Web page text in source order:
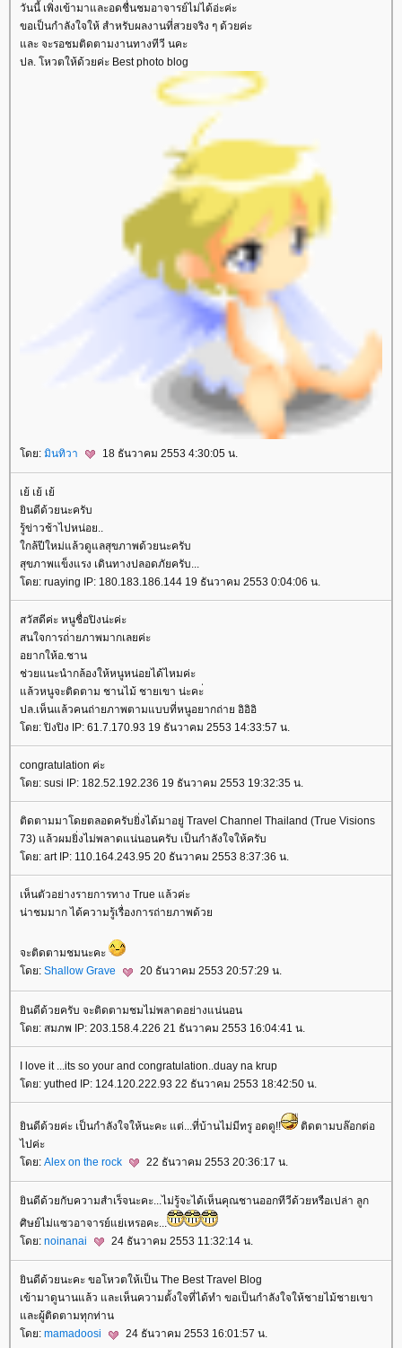
วันนี้ เพิ่งเข้ามาและอดชื่นชมอาจารย์ไม่ได้อ่ะค่ะ
ขอเป็นกำลังใจให้ สำหรับผลงานที่สวยจริง ๆ ด้วยค่ะ
ละ จะรอชมติดตามงานทางทีวี นคะ
ปล. โหวตให้ด้วยค่ะ Best photo blog
ดย: มินทิวา 18 ธันวาคม 2553 4:30:05 น.
เย้ เย้ เย้
ินดีด้วยนะครับ
รู้ข่าวช้าไปหน่อย..
กล้ปีใหม่แล้วดูแลสุขภาพด้วยนะครับ
สุขภาพแข็งแรง เดินทางปลอดภัยครับ...
ดย: ruaying IP: 180.183.186.144 19 ธันวาคม 2553 0:04:06 น.
สวัสดีค่ะ หนูชื่อปิงน่ะค่ะ
สนใจการถ่่ายภาพมากเลยค่ะ
อยากให้อ.ชาน
ช่วยแนะนำกล้องให้หนูหน่อยได้ไหมค่ะ
ล้วหนูจะติดตาม ชานไม้ ชายเขา น่ะคะ่
ปล.เห็นแล้วคนถ่ายภาพตามแบบที่หนูอยากถ่าย อิอิอิ
ดย: ปิงปิง IP: 61.7.170.93 19 ธันวาคม 2553 14:33:57 น.
congratulation ค่ะ
ดย: susi IP: 182.52.192.236 19 ธันวาคม 2553 19:32:35 น.
ติดตามมาโดยตลอดครับยิ่งได้มาอยู่ Travel Channel Thailand (True Visions
73) แล้วผมยิ่งไม่พลาดแน่นอนครับ เป็นกำลังใจให้ครับ
ดย: art IP: 110.164.243.95 20 ธันวาคม 2553 8:37:36 น.
เห็นตัวอย่างรายการทาง True แล้วค่ะ
น่าชมมาก ได้ความรู้เรื่องการถ่ายภาพด้ว
จะติดตามชมนะคะ
ดย: Shallow Grave 20 ธันวาคม 2553 20:57:29 น.
ินดีด้วยครับ จะติดตามชมไม่พลาดอย่างแน่นอน
ดย: สมภพ IP: 203.158.4.226 21 ธันวาคม 2553 16:04:41 น.
I love it ...its so your and congratulation..duay na krup
ดย: yuthed IP: 124.120.222.93 22 ธันวาคม 2553 18:42:50 น.
ินดีด้วยค่ะ เป็นกำลังใจให้นะคะ แต่...ที่บ้านไม่มีทรู อดดู!!
ติดตามบล๊อกต่อ
ไปค่ะ
ดย: Alex on the rock 22 ธันวาคม 2553 20:36:17 น.
ินดีด้วยกับความสำเร็จนะคะ...ไม่รู้จะได้เห็นคุณชานออกทีวีด้วยหรือเปล่า ลูก
ศิษย์ไม่แซวอาจารย์แย่เหรอคะ...
ดย: noinanai 24 ธันวาคม 2553 11:32:14 น.
ินดีด้วยนะคะ ขอโหวตให้เป็น The Best Travel Blog
เข้ามาดูนานแล้ว และเห็นความตั้งใจที่ได้ทำ ขอเป็นกำลังใจให้ชายไม้ชายเขา
ละผู้ติดตามทุกท่าน
ดย: mamadoosi 24 ธันวาคม 2553 16:01:57 น.